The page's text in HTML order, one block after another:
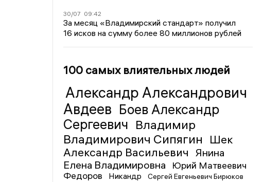
30/07 09:42
За месяц «Владимирский стандарт» получил
16 исков на сумму более 80 миллионов рублей
100 самых влиятельных людей
Александр Александрович
Авдеев Боев Александр
Сергеевич Владимир
Владимирович Сипягин Шек
Александр Васильевич
Янина
Елена Владимировна
Юрий Матвеевич
Федоров
Никандр Сергей Евгеньевич Бирюков